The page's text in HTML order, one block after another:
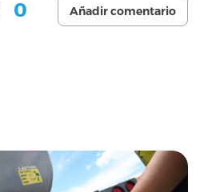
0 Añadir comentario